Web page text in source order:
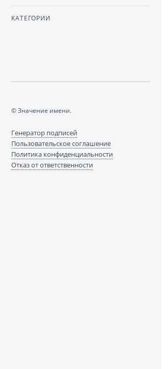
КАТЕГОРИИ
© Значение имени.
Генератор подписей
Пользовательское соглашение
Политика конфиденциальности
Отказ от ответственности